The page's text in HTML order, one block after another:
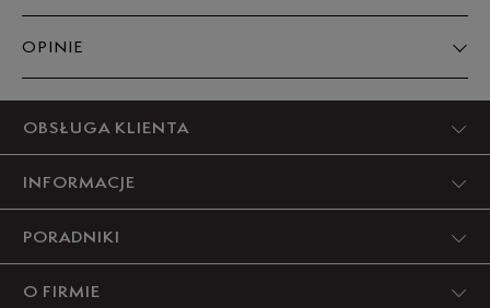
OPINIE
OBSŁUGA KLIENTA
INFORMACJE
PORADNIKI
O FIRMIE